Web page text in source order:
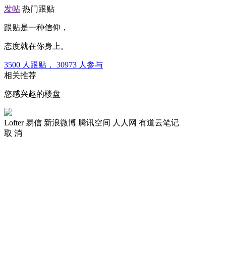
发帖 热门跟贴
跟贴是一种信仰，
态度就在你身上。
3500 人跟贴， 30973 人参与
相关推荐
您感兴趣的楼盘
Lofter 易信 新浪微博 腾讯空间 人人网 有道云笔记
取 消